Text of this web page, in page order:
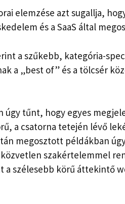
elemzése azt sugallja,
és a SaaS által
a szűkebb, kategória-
a „best of” és a tölcsér
tűnt, hogy egyes
a csatorna tetején lévő
megosztott példákban
szakértelemmel
szélesebb körű áttekintő